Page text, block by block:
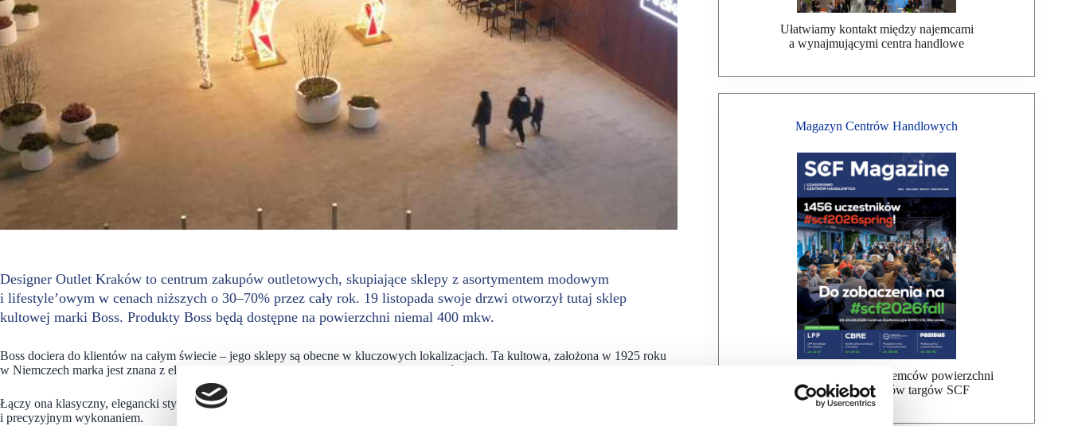
Designer Outlet Kraków to centrum zakupów outletowych, skupiające sklepy z asortymentem modowym
i lifestyle’owym w cenach niższych o 30–70% przez cały rok. 19 listopada swoje drzwi otworzył tutaj sklep
kultowej marki Boss. Produkty Boss będą dostępne na powierzchni niemal 400 mkw.
Boss dociera do klientów na całym świecie – jego sklepy są obecne w kluczowych lokalizacjach. Ta kultowa, założona w 1925 roku
w Niemczech marka jest znana z eleganckiej odzieży męskiej i damskiej, a także akcesoriów, obuwia i perfum.
Łączy ona klasyczny, elegancki styl z nowoczesnymi trendami, a jej produkty charakteryzują się wysoką jakością materiałów
i precyzyjnym wykonaniem.
Ułatwiamy kontakt między najemcami
a wynajmującymi centra handlowe
Magazyn Centrów Handlowych
Bezpłatna wysyłka dla najemców powierzchni
handlowej, uczestników targów SCF